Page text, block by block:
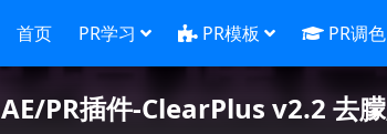
首页 PR学习 PR模板 PR调色
AE/PR插件-ClearPlus v2.2 去